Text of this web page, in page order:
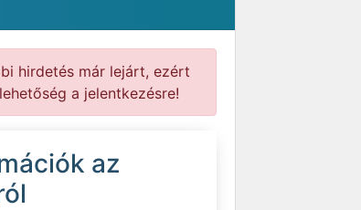
hirdetés már lejárt, ezért
a jelentkezésre!
az